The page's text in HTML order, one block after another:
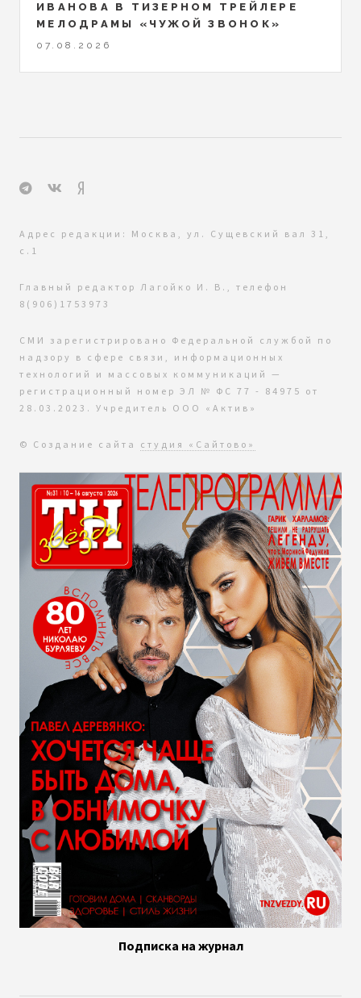
ИВАНОВА В ТИЗЕРНОМ ТРЕЙЛЕРЕ
МЕЛОДРАМЫ «ЧУЖОЙ ЗВОНОК»
07.08.2026
Адрес редакции: Москва, ул. Сущевский вал 31,
с.1
Главный редактор Лагойко И. В., телефон
8(906)1753973
СМИ зарегистрировано Федеральной службой по
надзору в сфере связи, информационных
технологий и массовых коммуникаций —
регистрационный номер ЭЛ № ФС 77 - 84975 от
28.03.2023. Учредитель ООО «Актив»
© Создание сайта студия «Сайтово»
Подписка на журнал